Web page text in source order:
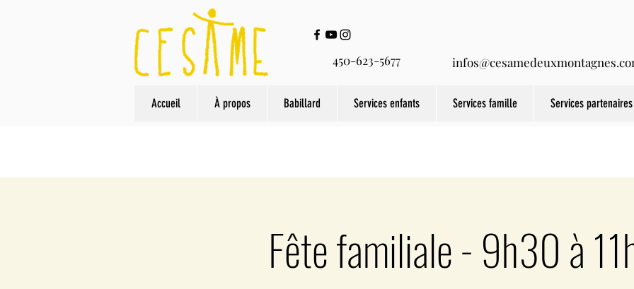
450-623-5677
Accueil À propos Babillard Services enfants Services famille Services partenaires
Fête familiale - 9h30 à